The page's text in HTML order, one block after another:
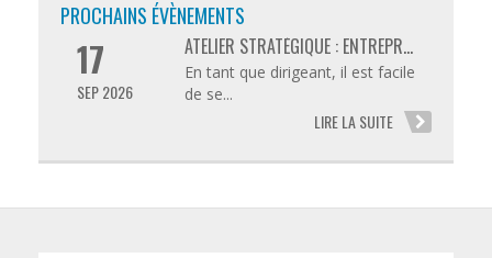
PROCHAINS ÉVÈNEMENTS
17
SEP 2026
ATELIER STRATÉGIQUE : ENTREPR...
En tant que dirigeant, il est facile
de se...
LIRE LA SUITE